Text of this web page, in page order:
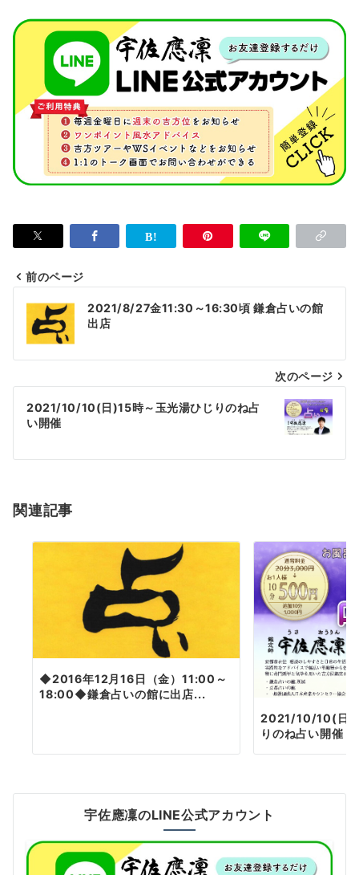
投
ビ
ゲ
シ
ン
前のページ
2021/8/27金11:30～16:30頃 鎌倉占いの館
出店
次のページ
2021/10/10(日)15時～玉光湯ひじりのね占
い開催
関連記事
◆2016年12月16日（金）11:00～
18:00◆鎌倉占いの館に出店...
2021/10/10(日
りのね占い開催
宇佐應凜のLINE公式アカウント